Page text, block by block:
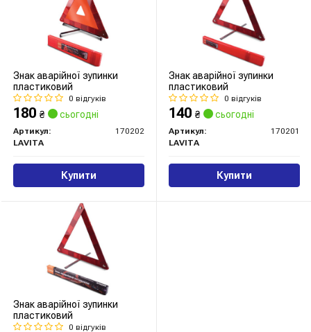
Знак аварійної зупинки
пластиковий
0 відгуків
180 ₴ сьогодні
Артикул:
170202
LAVITA
Купити
Знак аварійної зупинки
пластиковий
0 відгуків
140 ₴ сьогодні
Артикул:
170201
LAVITA
Купити
Знак аварійної зупинки
пластиковий
0 відгуків